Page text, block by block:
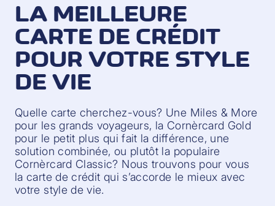
LA MEILLEURE
CARTE DE CRÉDIT
POUR VOTRE STYLE
DE VIE
Quelle carte cherchez-vous? Une Miles & More
pour les grands voyageurs, la Cornèrcard Gold
pour le petit plus qui fait la différence, une
solution combinée, ou plutôt la populaire
Cornèrcard Classic? Nous trouvons pour vous
la carte de crédit qui s’accorde le mieux avec
votre style de vie.